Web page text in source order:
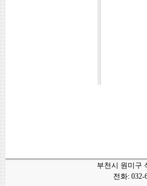
부천시 원미구
전화: 032-